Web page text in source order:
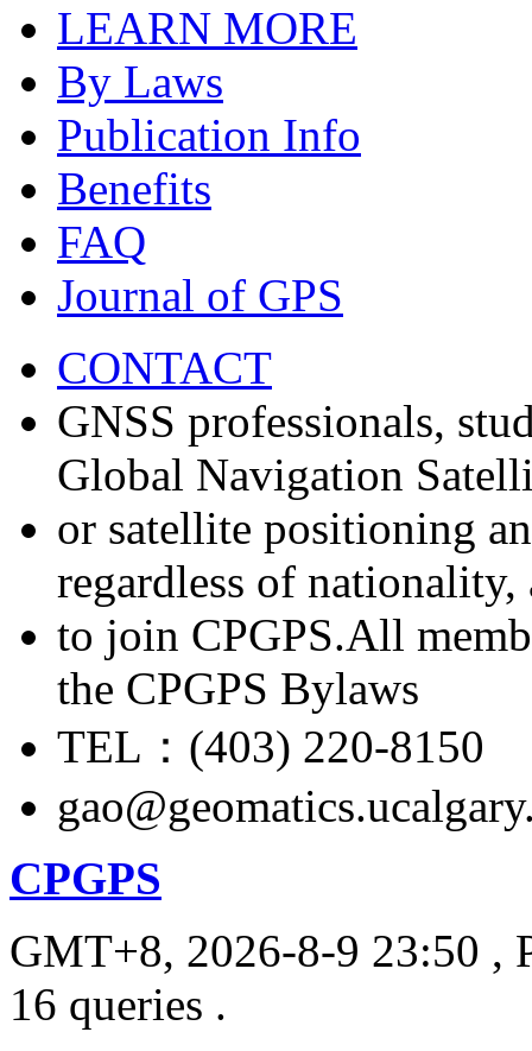
LEARN MORE
By Laws
Publication Info
Benefits
FAQ
Journal of GPS
CONTACT
GNSS professionals,
Global Navigation
or satellite positioning
regardless of nationality,
to join CPGPS.All
the CPGPS Bylaws
TEL：(403) 220-8150
CPGPS
GMT+8, 2026-8-9 23:50 ,
16 queries .